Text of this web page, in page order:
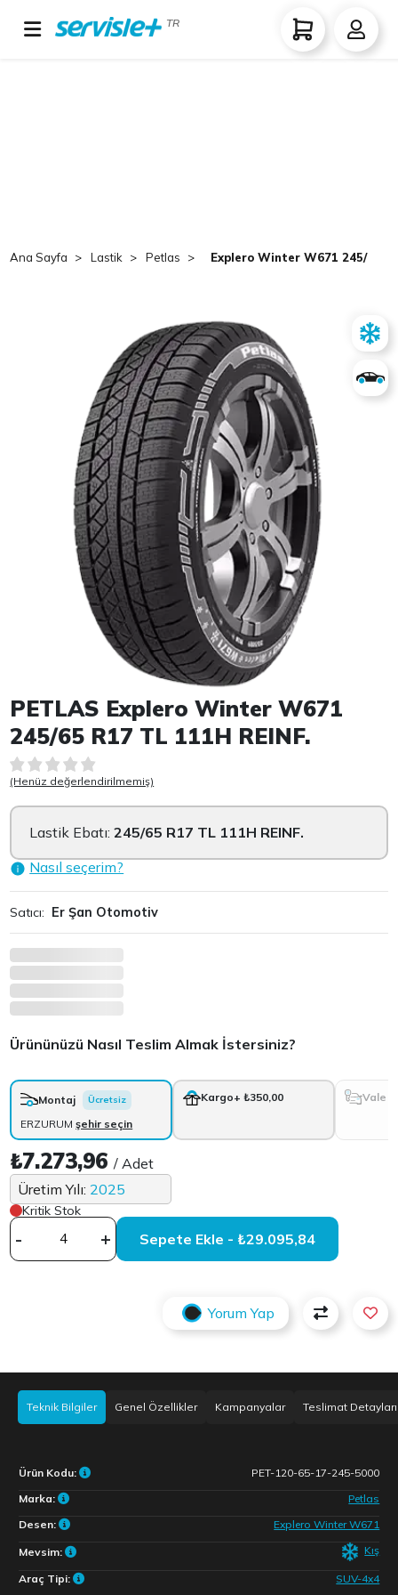
TR
Ana Sayfa Lastik Petlas Explero Winter W671 245/65
Item 1 of 1
PETLAS Explero Winter W671
245/65 R17 TL 111H REINF.
(Henüz değerlendirilmemiş)
Lastik Ebatı:245/65 R17 TL 111H REINF.
Nasıl seçerim?
Satıcı: Er Şan Otomotiv
Ürününüzü Nasıl Teslim Almak İstersiniz?
Montaj Ücretsiz
ERZURUMşehir seçin
Kargo+ ₺350,00 Vale
₺7.273,96/ Adet
Üretim Yılı: 2025
Kritik Stok
- + Sepete Ekle - ₺29.095,84
Yorum Yap
Teknik Bilgiler Genel Özellikler Kampanyalar Teslimat Detayları
Ürün Kodu:
PET-120-65-17-245-5000
Marka:
Petlas
Desen:
Explero Winter W671
Mevsim: Kış
Araç Tipi: SUV-4x4